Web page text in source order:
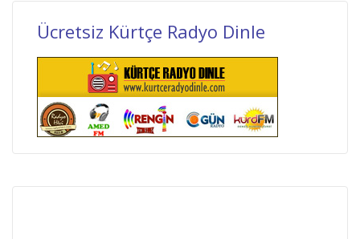
Ücretsiz Kürtçe Radyo Dinle